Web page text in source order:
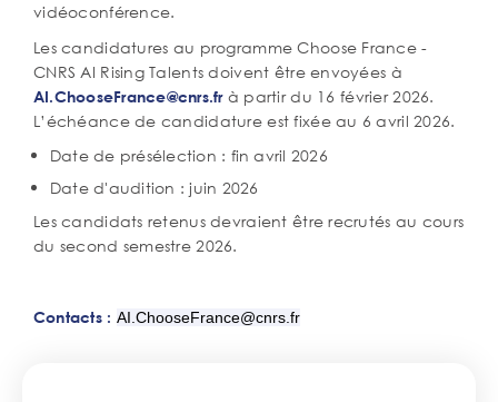
vidéoconférence.
Les candidatures au programme Choose France -
CNRS AI Rising Talents doivent être envoyées à
AI.ChooseFrance@cnrs.frà partir du 16 février 2026.
L’échéance de candidature est fixée au 6 avril 2026.
Date de présélection : fin avril 2026
Date d'audition : juin 2026
Les candidats retenus devraient être recrutés au cours
du second semestre 2026.
Contacts : AI.ChooseFrance@cnrs.fr